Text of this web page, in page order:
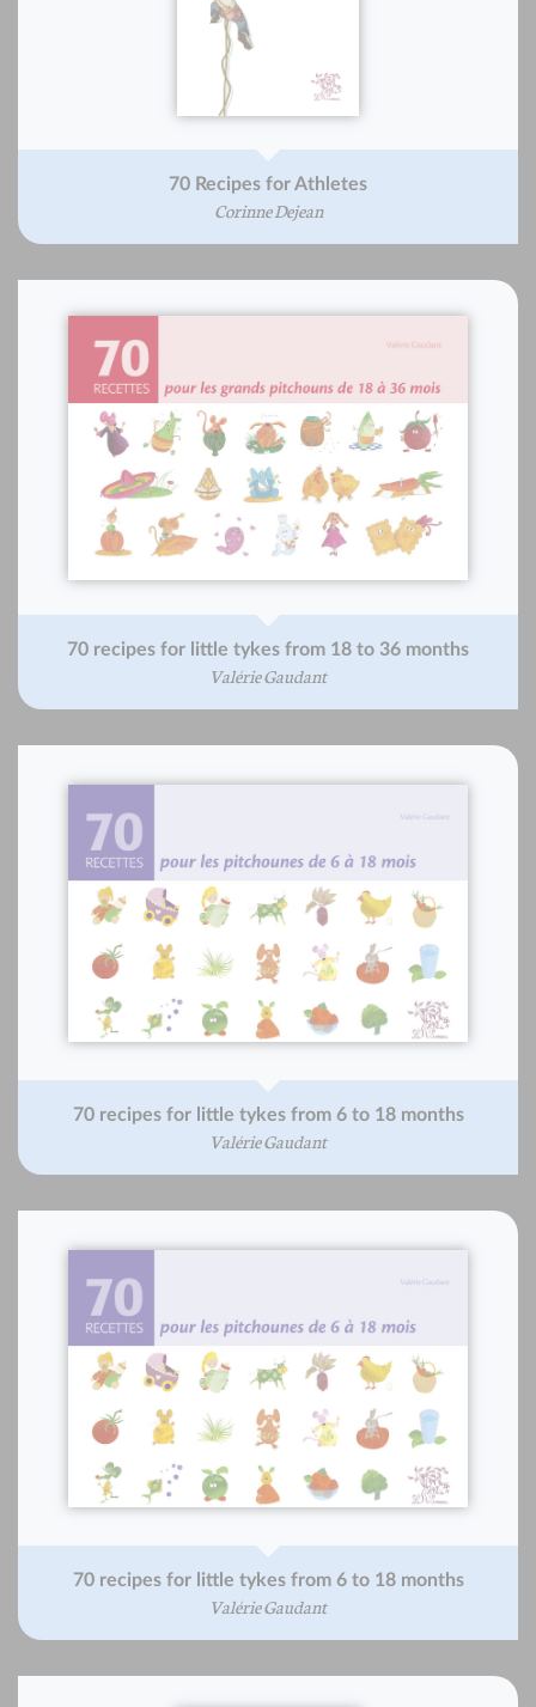
70 Recipes for Athletes
Corinne Dejean
70 recipes for little tykes from 18 to 36 months
Valérie Gaudant
70 recipes for little tykes from 6 to 18 months
Valérie Gaudant
70 recipes for little tykes from 6 to 18 months
Valérie Gaudant